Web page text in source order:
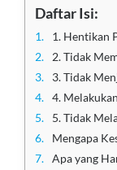
Daftar Isi:
1. Hentikan
2. Tidak
3. Tidak
4.
5. Tidak
Mengapa
Apa yang